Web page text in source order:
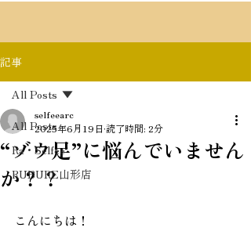
記事
All Posts
Ra・Selfee
RUBURE山形店
All Posts
“ゾウ足”に悩んでいません
か？？
selfeearc
2025年6月19日 読了時間: 2分
こんにちは！